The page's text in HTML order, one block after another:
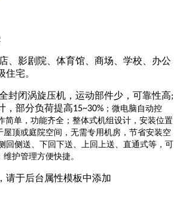
、影剧院、体育馆、商场、学校、办公
住宅。
封闭涡旋压机，运动部件少，可靠性高;
，部分负荷提高15~30% ； 微电脑自动控
简单，功能齐全 ； 整体式机组设计，安装位置
屋顶或庭院空间，无需专用机房，节省安装空
回侧送、下回下送、上回上送、直通式等，可
维护管理方便快捷。
请于后台属性模板中添加